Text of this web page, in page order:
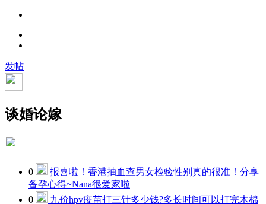
发帖
谈婚论嫁
0
报喜啦！香港抽血查男女检验性别真的很准！分享
备孕心得~Nana很爱家啦
0
九价hpv疫苗打三针多少钱?多长时间可以打完木棉